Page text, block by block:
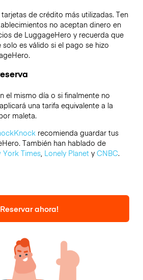
de crédito más utilizadas. Ten
no aceptan dinero en
de LuggageHero y recuerda que
es válido si el pago se hizo
el mismo día o si finalmente no
una tarifa equivalente a la
maleta.
recomienda guardar tus
También han hablado de
York Times, Lonely Planety CNBC.
Reservar ahora!